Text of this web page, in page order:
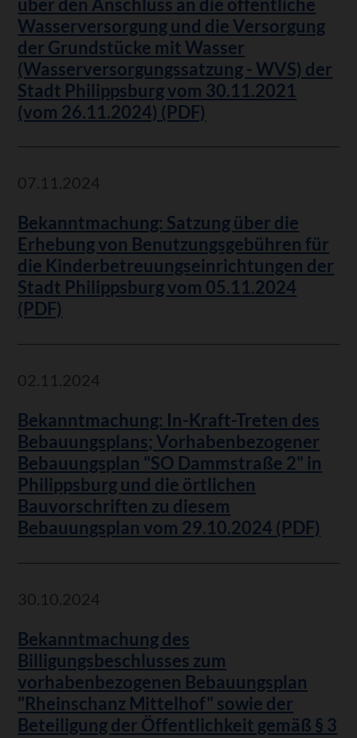
Wasserversorgung und die Versorgung
der Grundstücke mit Wasser
(Wasserversorgungssatzung - WVS) der
Stadt Philippsburg vom 30.11.2021
(vom 26.11.2024) (PDF)
07.11.2024
Bekanntmachung: Satzung über die
Erhebung von Benutzungsgebühren für
die Kinderbetreuungseinrichtungen der
Stadt Philippsburg vom 05.11.2024
(PDF)
02.11.2024
Bekanntmachung: In-Kraft-Treten des
Bebauungsplans; Vorhabenbezogener
Bebauungsplan "SO Dammstraße 2" in
Philippsburg und die örtlichen
Bauvorschriften zu diesem
Bebauungsplan vom 29.10.2024 (PDF)
30.10.2024
Bekanntmachung des
Billigungsbeschlusses zum
vorhabenbezogenen Bebauungsplan
"Rheinschanz Mittelhof" sowie der
Beteiligung der Öffentlichkeit gemäß § 3